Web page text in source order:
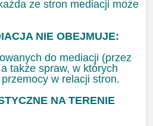
ze stron mediacji może
NIE OBEJMUJE:
do mediacji (przez
także spraw, w których
w relacji stron.
NA TERENIE